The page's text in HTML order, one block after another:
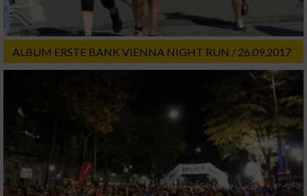
ALBUM ERSTE BANK VIENNA NIGHT RUN / 26.09.2017
IAB-Verarbeitungszwecke:
Speichern von oder Zugriff auf Informationen
Erstellung von Profilen für personalisierte
Werbung
Verwendung von Profilen zur Auswahl
personalisierter Werbung